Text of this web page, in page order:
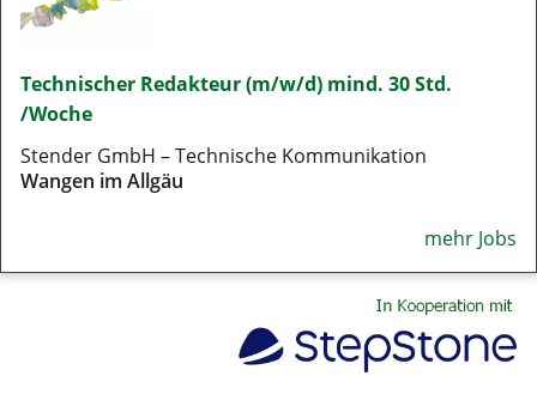
Technischer Redakteur (m/w/d) mind. 30 Std.
/Woche
Stender GmbH – Technische Kommunikation
Wangen im Allgäu
mehr Jobs